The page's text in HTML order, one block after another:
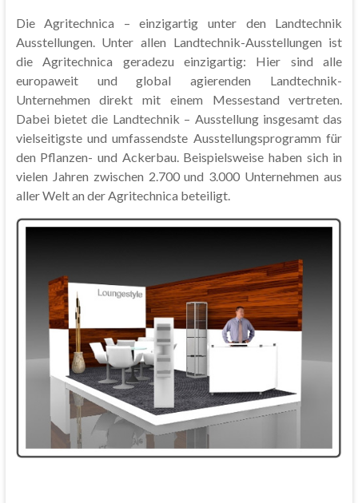
Die Agritechnica – einzigartig unter den Landtechnik
Ausstellungen. Unter allen Landtechnik-Ausstellungen ist
die Agritechnica geradezu einzigartig: Hier sind alle
europaweit und global agierenden Landtechnik-
Unternehmen direkt mit einem Messestand vertreten.
Dabei bietet die Landtechnik – Ausstellung insgesamt das
vielseitigste und umfassendste Ausstellungsprogramm für
den Pflanzen- und Ackerbau. Beispielsweise haben sich in
vielen Jahren zwischen 2.700 und 3.000 Unternehmen aus
aller Welt an der Agritechnica beteiligt.